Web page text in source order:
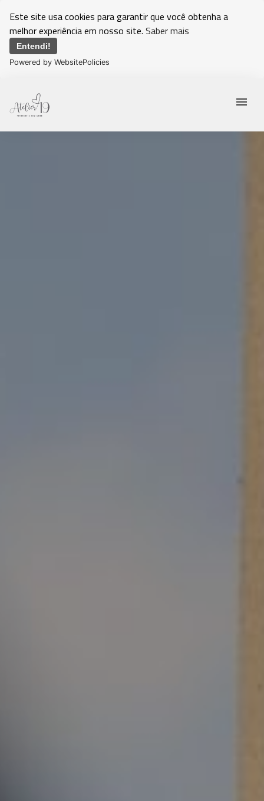
Este site usa cookies para garantir que você obtenha a
melhor experiência em nosso site. Saber mais
Entendi!
Powered by WebsitePolicies
menu